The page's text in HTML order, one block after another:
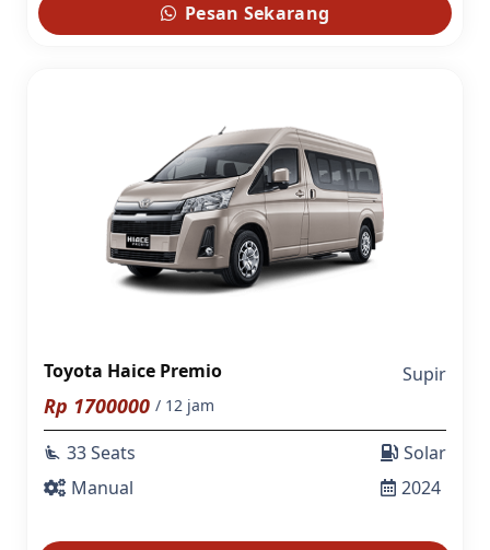
Pesan Sekarang
Toyota Haice Premio Supir
Rp 1700000 / 12 jam
airline_seat_recline_extra 33 Seats
Manual
Solar
2024